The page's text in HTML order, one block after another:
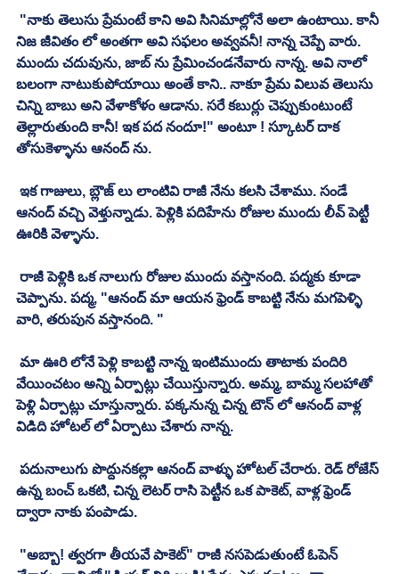
నిజ జీవితం లో అంతగా అవి సఫలం అవ్వవనీ! నాన్న చెప్పే వారు.
ముందు చదువును, జాబ్ ను ప్రేమించండనేవారు నాన్న. అవి నాలో
బలంగా నాటుకుపోయాయి అంతే కాని.. నాకూ ప్రేమ విలువ తెలుసు
చిన్ని బాబు అని వేళాకోళం ఆడాను. సరే కబుర్లు చెప్పుకుంటుంటే
తెల్లారుతుంది కానీ! ఇక పద నందూ!" అంటూ ! స్కూటర్ దాక
తోసుకెళ్ళాను ఆనంద్ ను.
ఆనంద్ వచ్చి వెళ్తున్నాడు. పెళ్లికి పదిహేను రోజుల ముందు లీవ్ పెట్టీ
ఊరికి వెళ్ళాను.
చెప్పాను. పద్మ, "ఆనంద్ మా ఆయన ఫ్రెండ్ కాబట్టి నేను మగపెళ్ళి
వారి, తరుపున వస్తానంది. "
వేయించటం అన్ని ఏర్పాట్లు చేయిస్తున్నారు. అమ్మ, బామ్మ సలహాతో
పెళ్లి ఏర్పాట్లు చూస్తున్నారు. పక్కనున్న చిన్న టౌన్ లో ఆనంద్ వాళ్ల
విడిది హోటల్ లో ఏర్పాటు చేశారు నాన్న.
ఉన్న బంచ్ ఒకటి, చిన్న లెటర్ రాసి పెట్టీన ఒక పాకెట్, వాళ్ల ఫ్రెండ్
ద్వారా నాకు పంపాడు.